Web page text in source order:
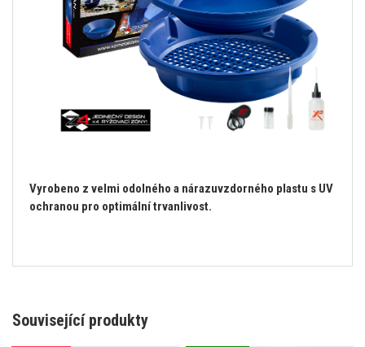
Vyrobeno z velmi odolného a nárazuvzdorného plastu s UV
ochranou pro optimální trvanlivost.
Související produkty